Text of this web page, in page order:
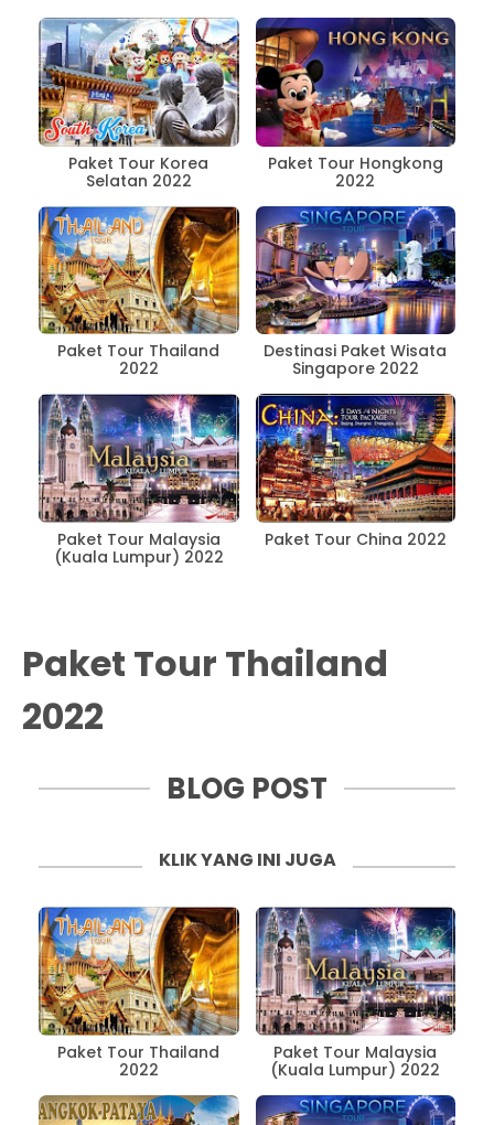
Paket Tour Korea
Selatan 2022
Paket Tour Hongkong
2022
Paket Tour Thailand
2022
Destinasi Paket Wisata
Singapore 2022
Paket Tour Malaysia
(Kuala Lumpur) 2022
Paket Tour China 2022
Paket Tour Thailand
2022
BLOG POST
KLIK YANG INI JUGA
Paket Tour Thailand
2022
Paket Tour Malaysia
(Kuala Lumpur) 2022